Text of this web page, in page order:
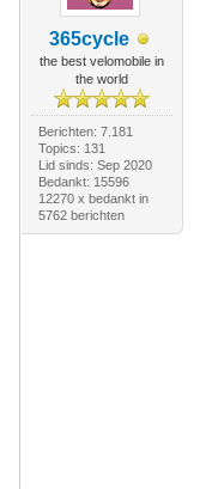
365cycle
the best velomobile in
the world
Berichten: 7.181
Topics: 131
Lid sinds: Sep 2020
Bedankt: 15596
12270 x bedankt in
5762 berichten